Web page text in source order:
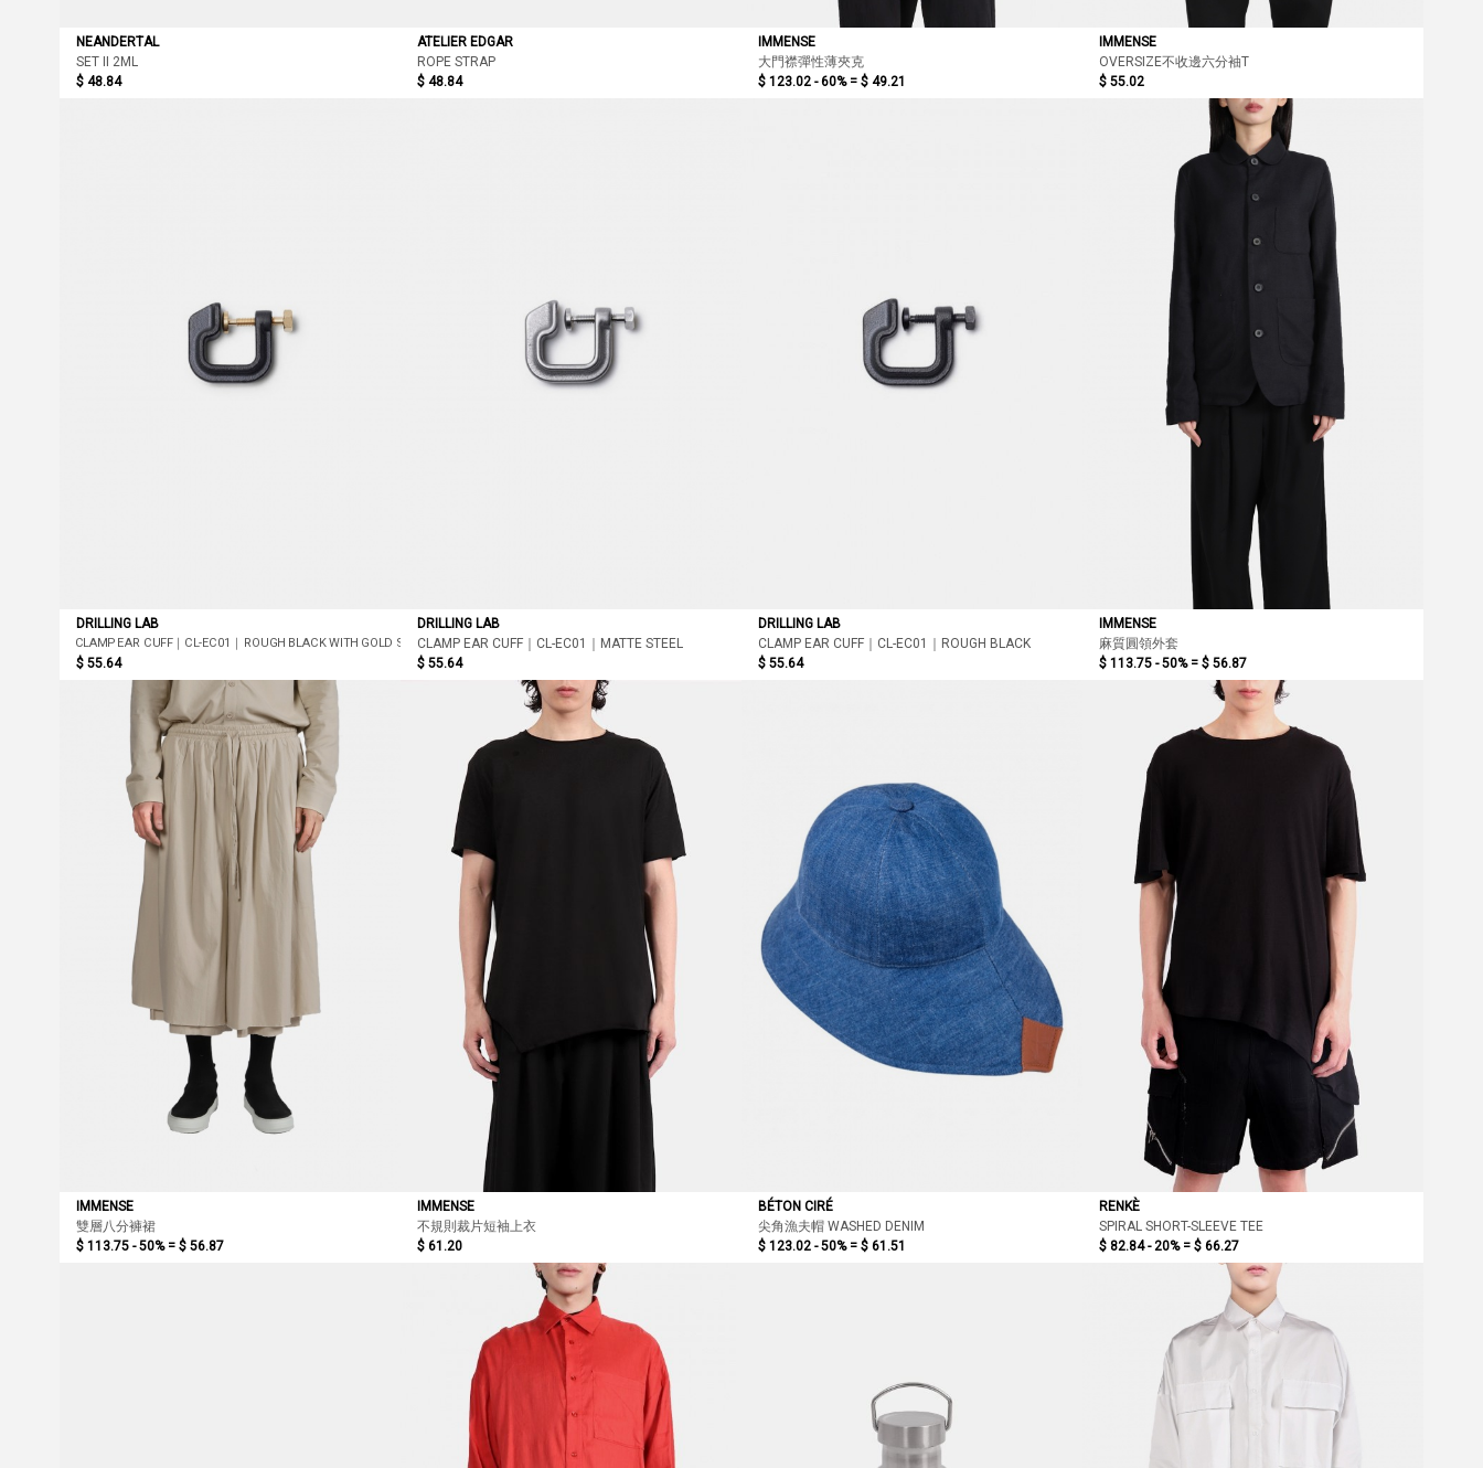
NEANDERTAL
SET II 2ML
$ 48.84
ATELIER EDGAR
ROPE STRAP
$ 48.84
IMMENSE
大門襟彈性薄夾克
$ 123.02 - 60% = $ 49.21
IMMENSE
OVERSIZE不收邊六分袖T
$ 55.02
DRILLING LAB
CLAMP EAR CUFF｜CL-EC01｜ROUGH BLACK WITH GOLD SCREW
$ 55.64
DRILLING LAB
CLAMP EAR CUFF｜CL-EC01｜MATTE STEEL
$ 55.64
DRILLING LAB
CLAMP EAR CUFF｜CL-EC01｜ROUGH BLACK
$ 55.64
IMMENSE
麻質圓領外套
$ 113.75 - 50% =$ 56.87
IMMENSE
雙層八分褲裙
$ 113.75 - 50% = $ 56.87
IMMENSE
不規則裁片短袖上衣
$ 61.20
BÉTON CIRÉ
尖角漁夫帽 WASHED DENIM
$ 123.02 - 50% = $ 61.51
RENKÈ
SPIRAL SHORT-SLEEVE TEE
$ 82.84 - 20% =$ 66.27